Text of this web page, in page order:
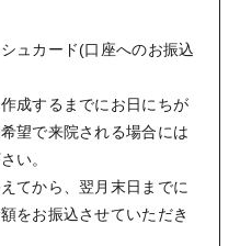
ュカード(口座へのお振込
成するまでにお日にちが
望で来院される場合には
い。
てから、翌月末日までに
をお振込させていただき